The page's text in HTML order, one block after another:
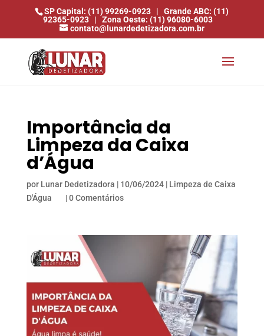
SP Capital: (11) 99269-0923 |Grande ABC: (11)
92365-0923|Zona Oeste: (11) 96080-6003
contato@lunardedetizadora.com.br
Importância da
Limpeza da Caixa
d’Água
por Lunar Dedetizadora | 10/06/2024| Limpeza de Caixa
D'Água
|0 Comentários